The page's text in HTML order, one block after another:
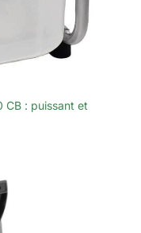
CB : puissant et